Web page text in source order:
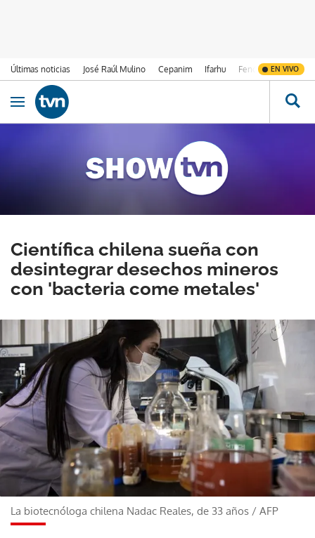
Últimas noticias José Raúl Mulino Cepanim Ifarhu Fenómeno de El
EN VIVO
Ir al contenido
Obrir navegació
Científica chilena sueña con
desintegrar desechos mineros
con 'bacteria come metales'
La biotecnóloga chilena Nadac Reales, de 33 años / AFP